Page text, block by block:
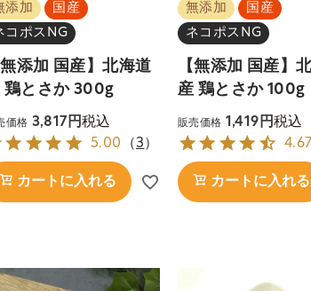
添加
国産
コポスNG
無添加 国産】北海道
鶏とさか 300g
価格 3,817 税込
5.00 （ 3 ）
カートに入れる
無添加
国産
ネコポスNG
【無添加 国産】
産 鶏とさか 100g
販売価格 1,419 税込
4.67
カートに入れる